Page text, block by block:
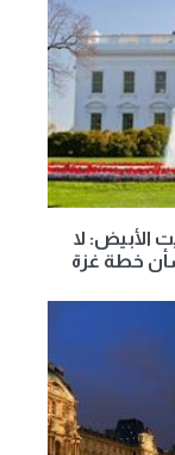
الأبيض: لا
خطة غزة